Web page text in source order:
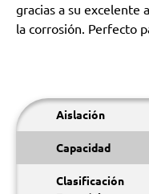
gracias a su excelente
la corrosión. Perfecto
Aislación
Capacidad
Clasificación